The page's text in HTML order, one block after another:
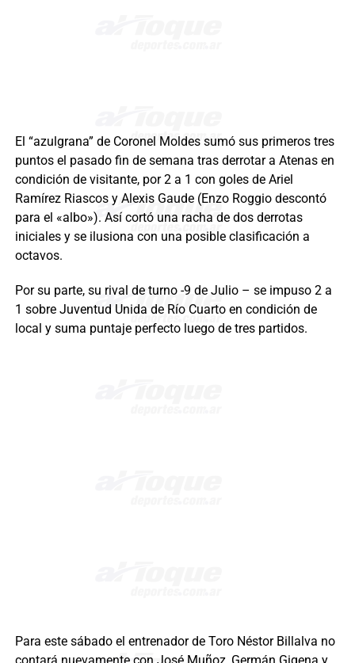
El “azulgrana” de Coronel Moldes sumó sus primeros tres
puntos el pasado fin de semana tras derrotar a Atenas en
condición de visitante, por 2 a 1 con goles de Ariel
Ramírez Riascos y Alexis Gaude (Enzo Roggio descontó
para el «albo»). Así cortó una racha de dos derrotas
iniciales y se ilusiona con una posible clasificación a
octavos.
Por su parte, su rival de turno -9 de Julio – se impuso 2 a
1 sobre Juventud Unida de Río Cuarto en condición de
local y suma puntaje perfecto luego de tres partidos.
Para este sábado el entrenador de Toro Néstor Billalva no